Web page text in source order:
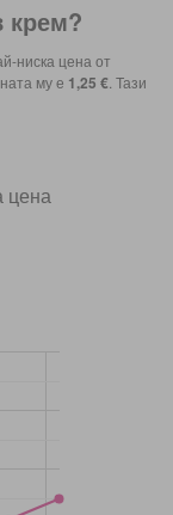
крем?
ниска цена от
му е 1,25 € . Тази
цена